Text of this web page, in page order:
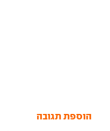
הוספת תגובה